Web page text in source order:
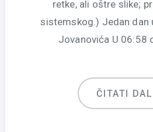
retke, ali oštre slike;
sistemskog.) Jedan dan
Jovanovića U 06:58
ČITATI